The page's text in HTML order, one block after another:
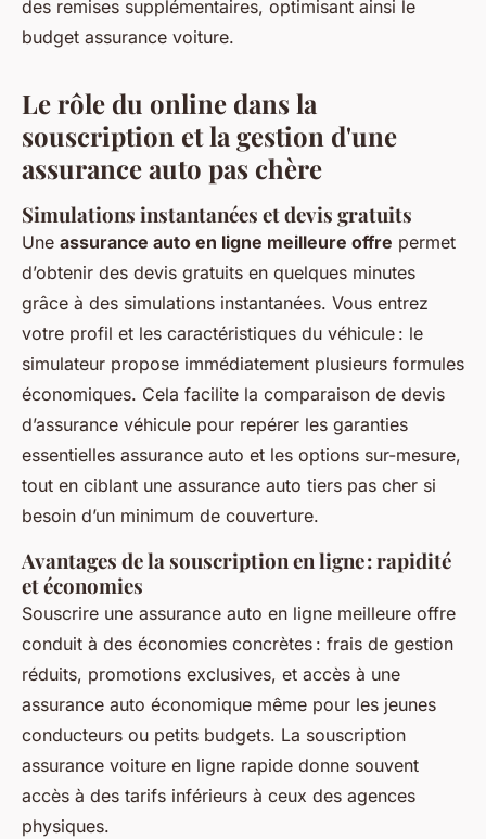
des remises supplémentaires, optimisant ainsi le
budget assurance voiture.
Le rôle du online dans la
souscription et la gestion d'une
assurance auto pas chère
Simulations instantanées et devis gratuits
Une assurance auto en ligne meilleure offre permet
d’obtenir des devis gratuits en quelques minutes
grâce à des simulations instantanées. Vous entrez
votre profil et les caractéristiques du véhicule : le
simulateur propose immédiatement plusieurs formules
économiques. Cela facilite la comparaison de devis
d’assurance véhicule pour repérer les garanties
essentielles assurance auto et les options sur-mesure,
tout en ciblant une assurance auto tiers pas cher si
besoin d’un minimum de couverture.
Avantages de la souscription en ligne : rapidité
et économies
Souscrire une assurance auto en ligne meilleure offre
conduit à des économies concrètes : frais de gestion
réduits, promotions exclusives, et accès à une
assurance auto économique même pour les jeunes
conducteurs ou petits budgets. La souscription
assurance voiture en ligne rapide donne souvent
accès à des tarifs inférieurs à ceux des agences
physiques.